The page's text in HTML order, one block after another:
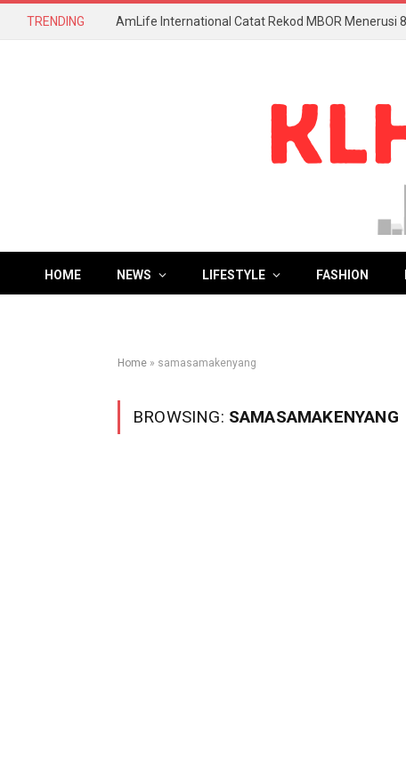
TRENDING
HOME NEWS LIFESTYLE FASHION
Home » samasamakenyang
BROWSING: SAMASAMAKENYANG